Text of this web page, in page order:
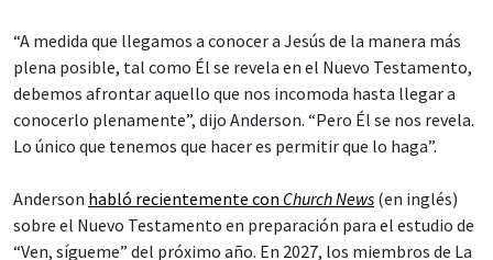
“A medida que llegamos a conocer a Jesús de la manera más
plena posible, tal como Él se revela en el Nuevo Testamento,
debemos afrontar aquello que nos incomoda hasta llegar a
conocerlo plenamente”, dijo Anderson. “Pero Él se nos revela.
Lo único que tenemos que hacer es permitir que lo haga”.
Anderson habló recientemente con Church News (en inglés)
sobre el Nuevo Testamento en preparación para el estudio de
“Ven, sígueme” del próximo año. En 2027, los miembros de La